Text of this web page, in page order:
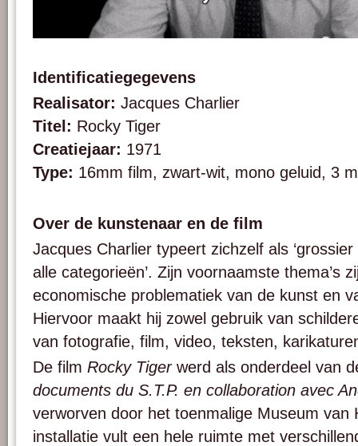
Identificatiegegevens
Realisator: Jacques Charlier
Titel: Rocky Tiger
Creatiejaar: 1971
Type: 16mm film, zwart-wit, mono geluid, 3
Over de kunstenaar en de film
Jacques Charlier typeert zichzelf als
alle categorieën’. Zijn voornaamste thema’s
economische problematiek van de kunst en
Hiervoor maakt hij zowel gebruik van
van fotografie, film, video, teksten,
De film Rocky Tigerwerd als onderdeel van
documents du S.T.P. en collaboration avec
verworven door het toenmalige Museum van
installatie vult een hele ruimte met